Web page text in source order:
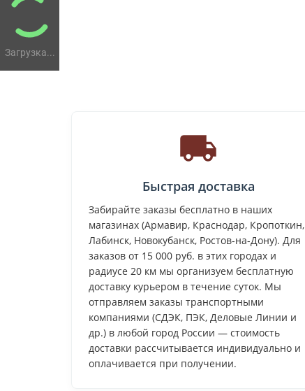
Загрузка...
Быстрая доставка
Забирайте заказы бесплатно в наших
магазинах (Армавир, Краснодар, Кропоткин,
Лабинск, Новокубанск, Ростов-на-Дону). Для
заказов от 15 000 руб. в этих городах и
радиусе 20 км мы организуем бесплатную
доставку курьером в течение суток. Мы
отправляем заказы транспортными
компаниями (СДЭК, ПЭК, Деловые Линии и
др.) в любой город России — стоимость
доставки рассчитывается индивидуально и
оплачивается при получении.